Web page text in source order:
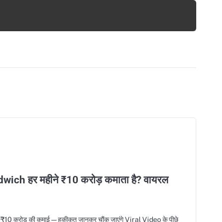
हर महीने ₹10 करोड़ कमाता है? वायरल
करोड़ की कमाई—हकीकत जानकर चौंक जाएंगे Viral Video के पीछे